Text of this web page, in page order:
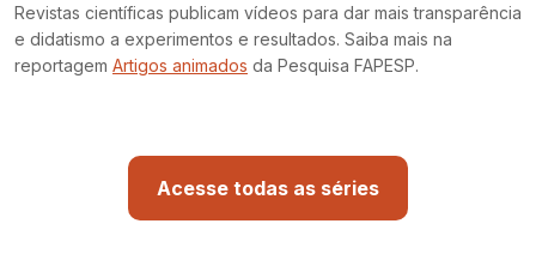
Revistas científicas publicam vídeos para dar mais transparência
e didatismo a experimentos e resultados. Saiba mais na
reportagem Artigos animados da Pesquisa FAPESP.
Acesse todas as séries